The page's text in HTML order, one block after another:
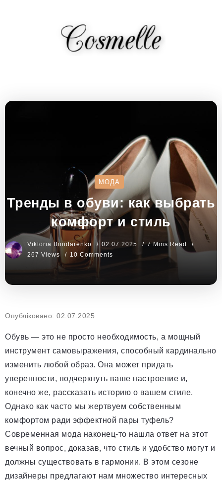
МОДА
Тренды в обуви: как выбрать
комфорт и стиль
Viktoria Bondarenko 02.07.2025
7 Mins Read
267 Views
10 Comments
Опубліковано: 02.07.2025
Обувь — это не просто необходимость, а мощный
инструмент самовыражения, способный кардинально
изменить любой образ. Она может придать
уверенности, подчеркнуть ваше настроение и,
конечно же, рассказать историю о вашем стиле.
Однако как часто мы жертвуем собственным
комфортом ради эффектной пары туфель?
Современная мода наконец-то нашла ответ на этот
вечный вопрос, доказав, что стиль и удобство могут и
должны существовать в гармонии. В этом сезоне
дизайнеры предлагают нам множество интересных